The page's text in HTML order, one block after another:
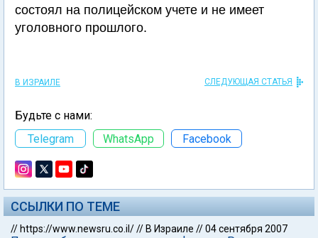
состоял на полицейском учете и не имеет
уголовного прошлого.
В ИЗРАИЛЕ СЛЕДУЮЩАЯ СТАТЬЯ
Будьте с нами:
Telegram
WhatsApp Facebook
ССЫЛКИ ПО ТЕМЕ
// https://www.newsru.co.il/// В Израиле //04 сентября 2007